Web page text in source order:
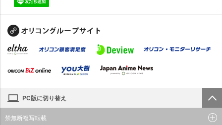
PC版に切り替え
禁無断複写転載